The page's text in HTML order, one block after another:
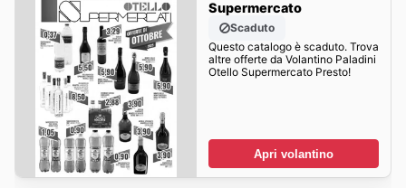
Supermercato
Scaduto
Questo catalogo è scaduto. Trova
altre offerte da Volantino Paladini
Otello Supermercato Presto!
Apri volantino